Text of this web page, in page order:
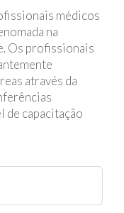
médicos
na
Os profissionais
através da
de capacitação